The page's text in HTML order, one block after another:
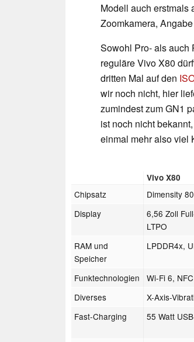
Modell auch erstmals
Zoomkamera,
Sowohl Pro- als auch
reguläre Vivo X80
dritten Mal auf den
wir noch nicht, hier
zumindest zum GN1
ist noch nicht
einmal mehr also viel
Vivo X80
Chipsatz Dimensity
Display
6,56 Zoll
LTPO
RAM und
Speicher
LPDDR4x,
Funktechnologien Wi-Fi 6, NFC
Diverses
X-Axis-
Fast-Charging
55 Watt